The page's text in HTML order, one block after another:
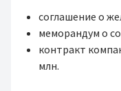
соглашение о
меморандум о
контракт
млн.